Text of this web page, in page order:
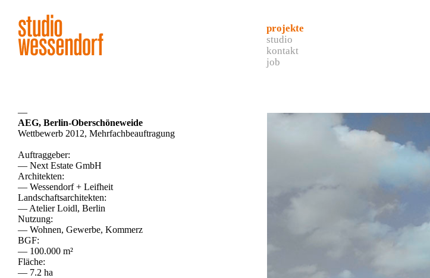
projekte
studio
kontakt
job
—
AEG, Berlin-Oberschöneweide
Wettbewerb 2012, Mehrfachbeauftragung
Auftraggeber:
— Next Estate GmbH
Architekten:
— Wessendorf + Leifheit
Landschaftsarchitekten:
— Atelier Loidl, Berlin
Nutzung:
— Wohnen, Gewerbe, Kommerz
BGF:
— 100.000 m²
Fläche:
— 7.2 ha